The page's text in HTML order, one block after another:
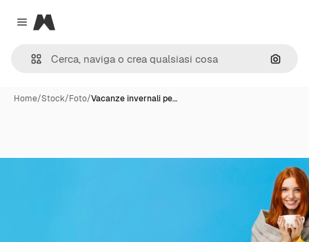
Close menu
Magnific
Cerca
Home/Stock/Foto/Vacanze invernali pe…